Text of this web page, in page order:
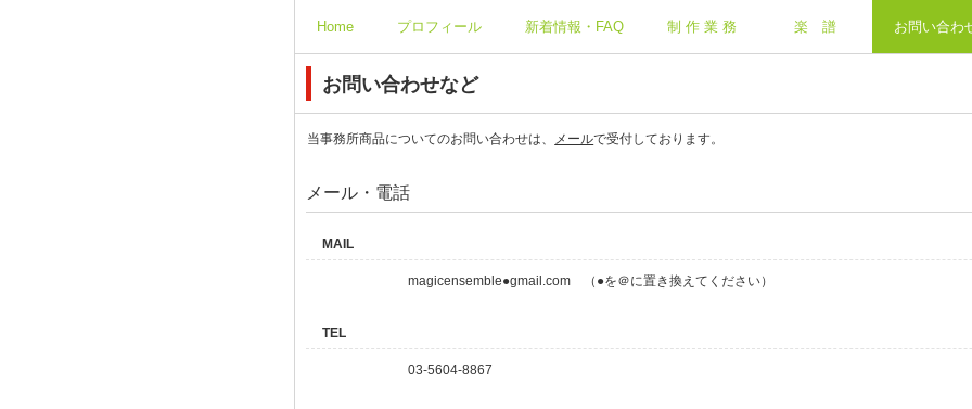
Home プロフィール 新着情報・FAQ 制 作 業 務 楽 譜 お問い合わ
お問い合わせなど
当事務所商品についてのお問い合わせは、 メールで受付しております。
メール・電話
MAIL
magicensemble●gmail.com （●を＠に置き換えてください）
TEL
03-5604-8867